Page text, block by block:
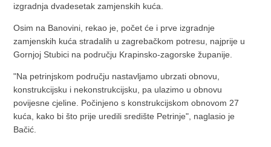
izgradnja dvadesetak zamjenskih kuća.
Osim na Banovini, rekao je, počet će i prve izgradnje
zamjenskih kuća stradalih u zagrebačkom potresu, najprije u
Gornjoj Stubici na području Krapinsko-zagorske županije.
"Na petrinjskom području nastavljamo ubrzati obnovu,
konstrukcijsku i nekonstrukcijsku, pa ulazimo u obnovu
povijesne cjeline. Počinjeno s konstrukcijskom obnovom 27
kuća, kako bi što prije uredili središte Petrinje", naglasio je
Bačić.